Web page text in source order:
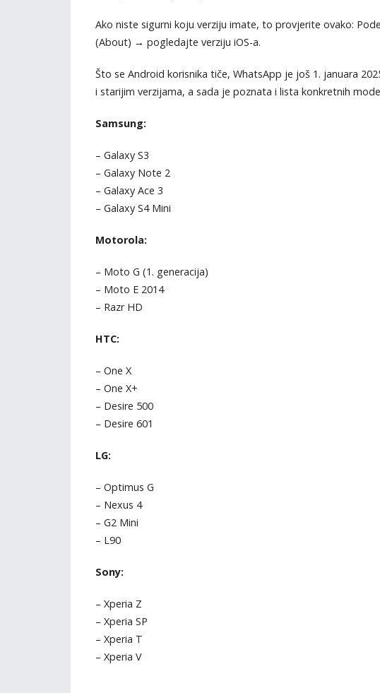
Ako niste sigurni koju verziju imate, to provjerite ovako:
(About) → pogledajte verziju iOS-a.
Što se Android korisnika tiče, WhatsApp je još 1. januara
i starijim verzijama, a sada je poznata i lista konkretnih
Samsung:
– Galaxy S3
– Galaxy Note 2
– Galaxy Ace 3
– Galaxy S4 Mini
Motorola:
– Moto G (1. generacija)
– Moto E 2014
– Razr HD
HTC:
– One X
– One X+
– Desire 500
– Desire 601
LG:
– Optimus G
– Nexus 4
– G2 Mini
– L90
Sony:
– Xperia Z
– Xperia SP
– Xperia T
– Xperia V